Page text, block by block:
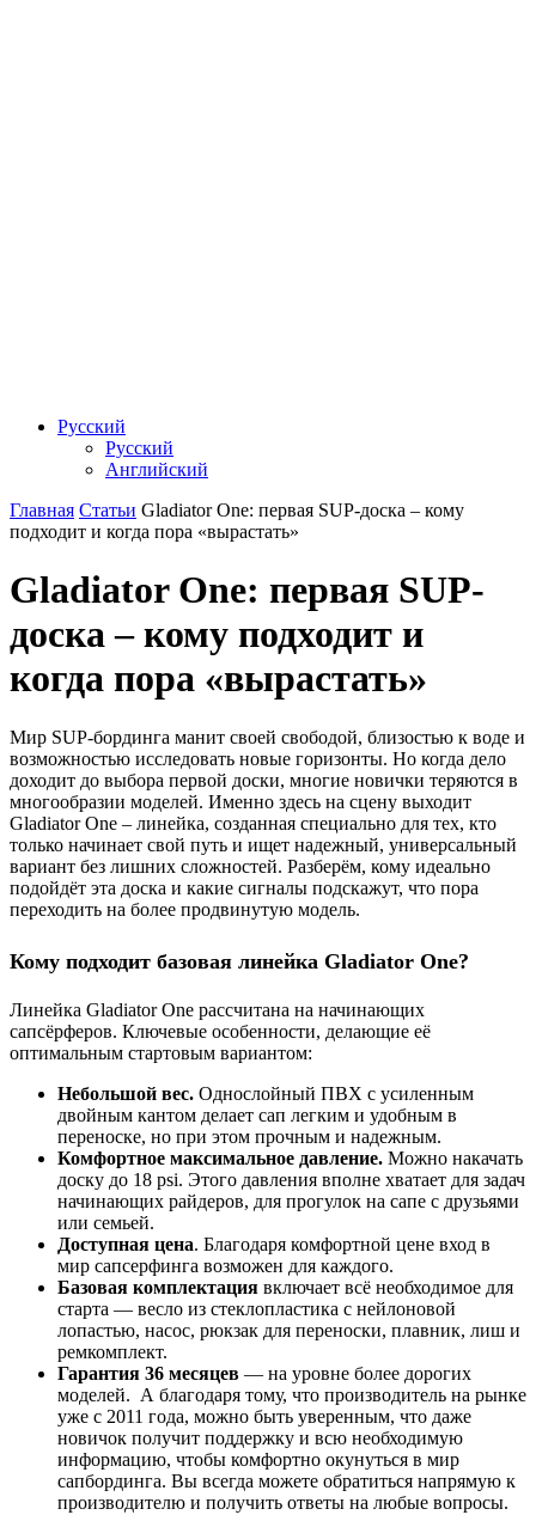
Русский
Русский
Английский
Главная Статьи Gladiator One: первая SUP-доска – кому
подходит и когда пора «вырастать»
Gladiator One: первая SUP-
доска – кому подходит и
когда пора «вырастать»
Мир SUP-бординга манит своей свободой, близостью к воде и
возможностью исследовать новые горизонты. Но когда дело
доходит до выбора первой доски, многие новички теряются в
многообразии моделей. Именно здесь на сцену выходит
Gladiator One – линейка, созданная специально для тех, кто
только начинает свой путь и ищет надежный, универсальный
вариант без лишних сложностей. Разберём, кому идеально
подойдёт эта доска и какие сигналы подскажут, что пора
переходить на более продвинутую модель.
Кому подходит базовая линейка Gladiator One?
Линейка Gladiator One рассчитана на начинающих
сапсёрферов. Ключевые особенности, делающие её
оптимальным стартовым вариантом:
Небольшой вес. Однослойный ПВХ с усиленным
двойным кантом делает сап легким и удобным в
переноске, но при этом прочным и надежным.
Комфортное максимальное давление. Можно накачать
доску до 18 psi. Этого давления вполне хватает для задач
начинающих райдеров, для прогулок на сапе с друзьями
или семьей.
Доступная цена. Благодаря комфортной цене вход в
мир сапсерфинга возможен для каждого.
Базовая комплектация включает всё необходимое для
старта — весло из стеклопластика с нейлоновой
лопастью, насос, рюкзак для переноски, плавник, лиш и
ремкомплект.
Гарантия 36 месяцев — на уровне более дорогих
моделей. А благодаря тому, что производитель на рынке
уже с 2011 года, можно быть уверенным, что даже
новичок получит поддержку и всю необходимую
информацию, чтобы комфортно окунуться в мир
сапбординга. Вы всегда можете обратиться напрямую к
производителю и получить ответы на любые вопросы.